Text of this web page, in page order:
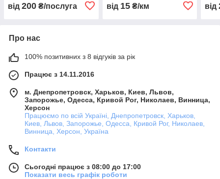
від 200 ₴/послуга від 15₴/км від
Про нас
100% позитивних з 8 відгуків за рік
Працює з 14.11.2016
м. Днепропетровск, Харьков, Киев, Львов,
Запорожье, Одесса, Кривой Рог, Николаев, Винница,
Херсон
Працюємо по всій Україні, Днепропетровск, Харьков,
Киев, Львов, Запорожье, Одесса, Кривой Рог, Николаев,
Винница, Херсон, Україна
Контакти
Сьогодні працює з 08:00 до 17:00
Показати весь графік роботи